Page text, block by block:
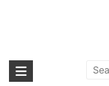
海外輸入ブ
海外事業部が取り揃えてい
ランド」をはじめ「ユニー
GAZELLE